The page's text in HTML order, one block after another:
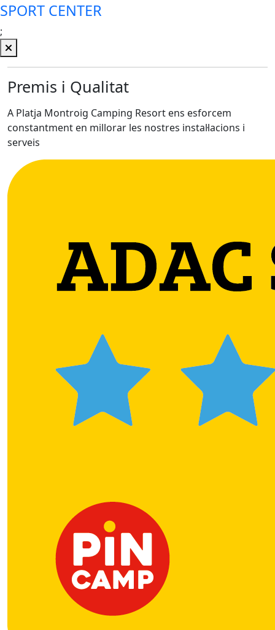
SPORT CENTER
;
Premis i Qualitat
A Platja Montroig Camping Resort ens esforcem
constantment en millorar les nostres instal·lacions i
serveis